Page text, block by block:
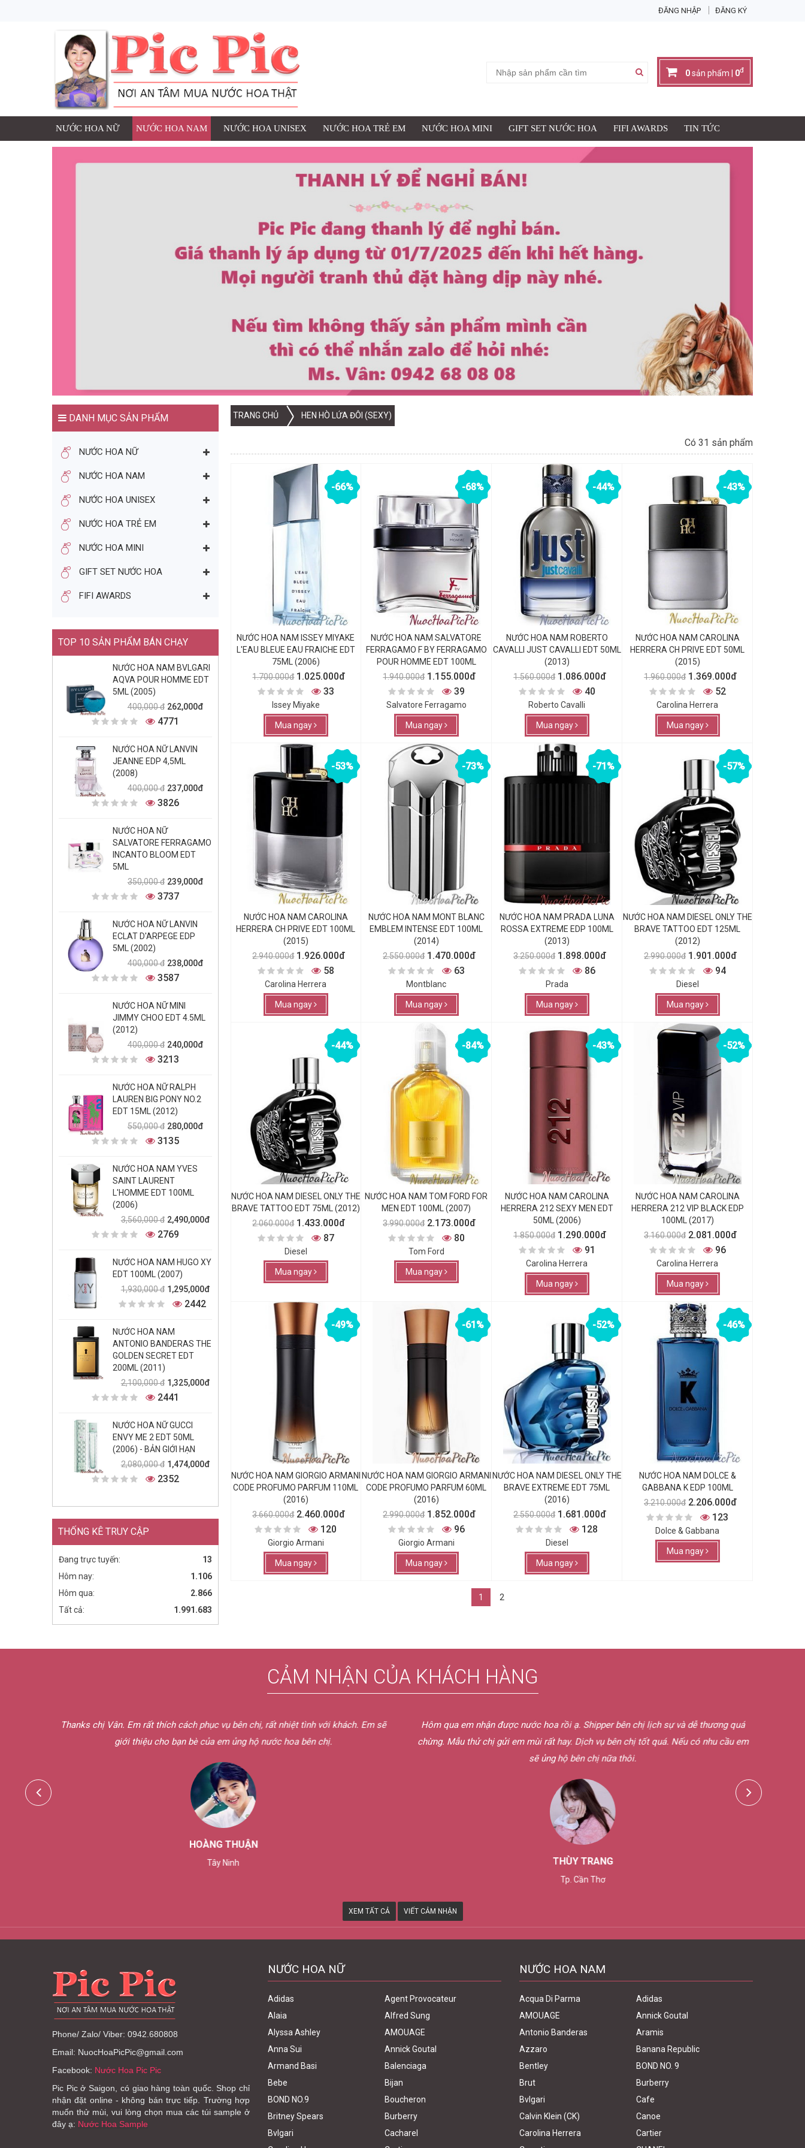
ĐĂNG NHẬP ĐĂNG KÝ
0sản phẩm | 0đ
NƯỚC HOA NỮ NƯỚC HOA NAM NƯỚC HOA UNISEX NƯỚC HOA TRẺ EM NƯỚC HOA MINI GIFT SET NƯỚC HOA FIFI AWARDS TIN TỨC
DANH MỤC SẢN PHẨM
NƯỚC HOA NỮ
NƯỚC HOA NAM
NƯỚC HOA UNISEX
NƯỚC HOA TRẺ EM
NƯỚC HOA MINI
GIFT SET NƯỚC HOA
FIFI AWARDS
TOP 10 SẢN PHẨM BÁN CHẠY
NƯỚC HOA NAM BVLGARI
AQVA POUR HOMME EDT
5ML (2005)
400,000 đ 262,000đ
4771
NƯỚC HOA NỮ LANVIN
JEANNE EDP 4,5ML
(2008)
400,000 đ 237,000đ
3826
NƯỚC HOA NỮ
SALVATORE FERRAGAMO
INCANTO BLOOM EDT
5ML
350,000 đ 239,000đ
3737
NƯỚC HOA NỮ LANVIN
ECLAT D'ARPEGE EDP
5ML (2002)
400,000 đ 238,000đ
3587
NƯỚC HOA NỮ MINI
JIMMY CHOO EDT 4.5ML
(2012)
400,000 đ 240,000đ
3213
NƯỚC HOA NỮ RALPH
LAUREN BIG PONY NO.2
EDT 15ML (2012)
550,000 đ 280,000đ
3135
NƯỚC HOA NAM YVES
SAINT LAURENT
L'HOMME EDT 100ML
(2006)
3,560,000 đ 2,490,000đ
2769
NƯỚC HOA NAM HUGO XY
EDT 100ML (2007)
1,930,000 đ 1,295,000đ
2442
NƯỚC HOA NAM
ANTONIO BANDERAS THE
GOLDEN SECRET EDT
200ML (2011)
2,100,000 đ 1,325,000đ
2441
NƯỚC HOA NỮ GUCCI
ENVY ME 2 EDT 50ML
(2006) - BẢN GIỚI HẠN
2,080,000 đ 1,474,000đ
2352
THỐNG KÊ TRUY CẬP
Đang trực tuyến:
13
Hôm nay:
1.106
Hôm qua:
2.866
Tất cả:
1.991.683
TRANG CHỦ HEN HÒ LỨA ĐÔI (SEXY)
Có 31 sản phẩm
-66%
NƯỚC HOA NAM ISSEY MIYAKE
L'EAU BLEUE EAU FRAICHE EDT
75ML (2006)
1.700.000đ 1.025.000đ
33
Issey Miyake
Mua ngay
-68%
NƯỚC HOA NAM SALVATORE
FERRAGAMO F BY FERRAGAMO
POUR HOMME EDT 100ML
1.940.000đ 1.155.000đ
39
Salvatore Ferragamo
Mua ngay
-44%
NƯỚC HOA NAM ROBERTO
CAVALLI JUST CAVALLI EDT 50ML
(2013)
1.560.000đ 1.086.000đ
40
Roberto Cavalli
Mua ngay
-43%
NƯỚC HOA NAM CAROLINA
HERRERA CH PRIVE EDT 50ML
(2015)
1.960.000đ 1.369.000đ
52
Carolina Herrera
Mua ngay
-53%
NƯỚC HOA NAM CAROLINA
HERRERA CH PRIVE EDT 100ML
(2015)
2.940.000đ 1.926.000đ
58
Carolina Herrera
Mua ngay
-73%
NƯỚC HOA NAM MONT BLANC
EMBLEM INTENSE EDT 100ML
(2014)
2.550.000đ 1.470.000đ
63
Montblanc
Mua ngay
-71%
NƯỚC HOA NAM PRADA LUNA
ROSSA EXTREME EDP 100ML
(2013)
3.250.000đ 1.898.000đ
86
Prada
Mua ngay
-57%
NƯỚC HOA NAM DIESEL ONLY THE
BRAVE TATTOO EDT 125ML
(2012)
2.990.000đ 1.901.000đ
94
Diesel
Mua ngay
-44%
NƯỚC HOA NAM DIESEL ONLY THE
BRAVE TATTOO EDT 75ML (2012)
2.060.000đ 1.433.000đ
87
Diesel
Mua ngay
-84%
NƯỚC HOA NAM TOM FORD FOR
MEN EDT 100ML (2007)
3.990.000đ 2.173.000đ
80
Tom Ford
Mua ngay
-43%
NƯỚC HOA NAM CAROLINA
HERRERA 212 SEXY MEN EDT
50ML (2006)
1.850.000đ 1.290.000đ
91
Carolina Herrera
Mua ngay
-52%
NƯỚC HOA NAM CAROLINA
HERRERA 212 VIP BLACK EDP
100ML (2017)
3.160.000đ 2.081.000đ
96
Carolina Herrera
Mua ngay
-49%
NƯỚC HOA NAM GIORGIO ARMANI
CODE PROFUMO PARFUM 110ML
(2016)
3.660.000đ 2.460.000đ
120
Giorgio Armani
Mua ngay
-61%
NƯỚC HOA NAM GIORGIO ARMANI
CODE PROFUMO PARFUM 60ML
(2016)
2.990.000đ 1.852.000đ
96
Giorgio Armani
Mua ngay
-52%
NƯỚC HOA NAM DIESEL ONLY THE
BRAVE EXTREME EDT 75ML
(2016)
2.550.000đ 1.681.000đ
128
Diesel
Mua ngay
-46%
NƯỚC HOA NAM DOLCE &
GABBANA K EDP 100ML
3.210.000đ 2.206.000đ
123
Dolce & Gabbana
Mua ngay
1 2
CẢM NHẬN CỦA KHÁCH HÀNG
Thanks chị Vân. Em rất thích cách phục vụ bên chị, rất nhiệt tình với khách. Em sẽ
giới thiệu cho bạn bè của em ủng hộ nước hoa bên chị.
HOÀNG THUẬN
Tây Ninh
Hôm qua em nhận được nước hoa rồi ạ. Shipper bên chị lịch sự và dễ thương quá
chừng. Mẫu thử chị gửi em mùi rất hay. Dịch vụ bên chị tốt quá. Nếu có nhu cầu em
sẽ ủng hộ bên chị nữa thôi.
THÙY TRANG
Tp. Cần Thơ
XEM TẤT CẢ VIẾT CẢM NHẬN
Phone/ Zalo/ Viber: 0942.680808
Email: NuocHoaPicPic@gmail.com
Facebook: Nước Hoa Pic Pic
Pic Pic ở Saigon, có giao hàng toàn quốc. Shop chỉ
nhận đặt online - không bán trực tiếp. Trường hợp
muốn thử mùi, vui lòng chọn mua các túi sample ở
đây ạ: Nước Hoa Sample
NƯỚC HOA NỮ
Adidas
Agent Provocateur
Alaia
Alfred Sung
Alyssa Ashley
AMOUAGE
Anna Sui
Annick Goutal
Armand Basi
Balenciaga
Bebe
Bijan
BOND NO.9
Boucheron
Britney Spears
Burberry
Bvlgari
Cacharel
NƯỚC HOA NAM
Acqua Di Parma
Adidas
AMOUAGE
Annick Goutal
Antonio Banderas
Aramis
Azzaro
Banana Republic
Bentley
BOND NO. 9
Brut
Burberry
Bvlgari
Cafe
Calvin Klein (CK)
Canoe
Carolina Herrera
Cartier